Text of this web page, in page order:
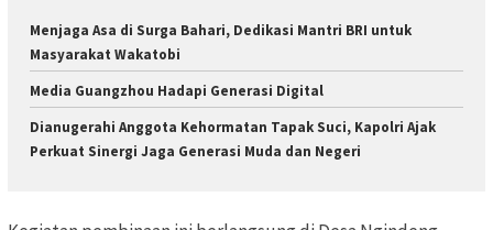
Menjaga Asa di Surga Bahari, Dedikasi Mantri BRI untuk
Masyarakat Wakatobi
Media Guangzhou Hadapi Generasi Digital
Dianugerahi Anggota Kehormatan Tapak Suci, Kapolri Ajak
Perkuat Sinergi Jaga Generasi Muda dan Negeri